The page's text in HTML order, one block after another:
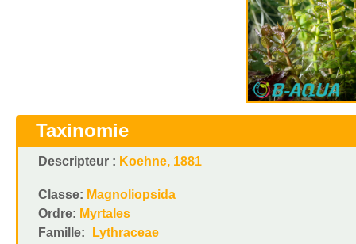
Taxinomie
Descripteur : Koehne, 1881
Classe: Magnoliopsida
Ordre: Myrtales
Famille:
Lythraceae